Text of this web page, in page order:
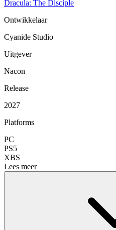
Dracula: The Disciple
Ontwikkelaar
Cyanide Studio
Uitgever
Nacon
Release
2027
Platforms
PC
PS5
XBS
Lees meer